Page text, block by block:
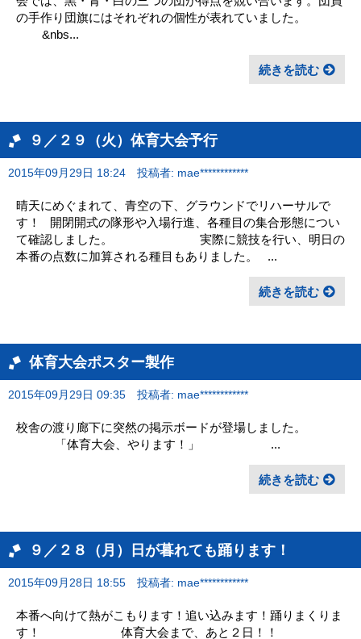
の手作り団旗にはそれぞれの個性が表れていました。
&nbs...
続きを読む
９／２９（火）体育大会予行
2015年09月29日 18:24 投稿者: mae************
晴天にめぐまれて、青空の下、グラウンドでリハーサルで
す！ 開閉開式の隊形や入場行進、各種目の集合形態につい
て確認しました。 実際に競技を行い、明日の
本番の点数に加算される種目もありました。 ...
続きを読む
体育大会ポスター製作
2015年09月29日 09:35 投稿者: mae************
校舎の渡り廊下に突然の掲示ボードが登場しました。
「体育大会、やります！」 ...
続きを読む
９／２８（月）日が暮れても踊ります！
2015年09月28日 18:55 投稿者: mae************
本番へ向けて熱がこもります！追い込みます！踊りまくりま
す！ 体育大会まで、あと２日！！